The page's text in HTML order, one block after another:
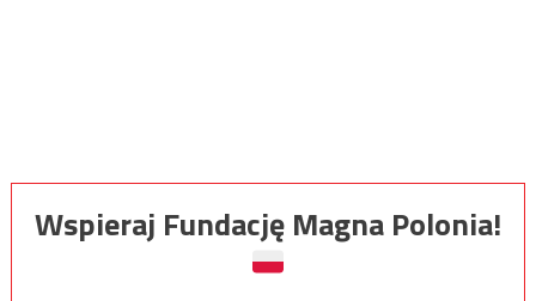
Wspieraj Fundację Magna Polonia!